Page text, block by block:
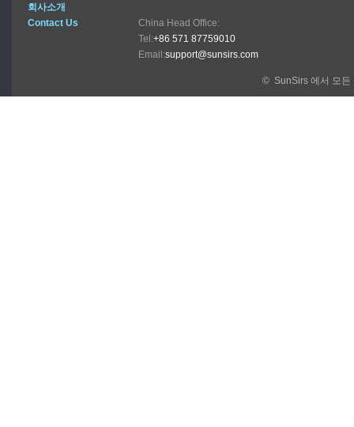
회사소개
Contact Us
China Head Office:
Tel:+86 571 87759010
Email:support@sunsirs.com
© SunSirs 에서 모